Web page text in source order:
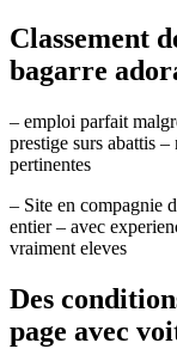
Classement
bagarre
– emploi parfait
prestige surs abattis
pertinentes
– Site en compagnie
entier – avec
vraiment eleves
Des
page avec